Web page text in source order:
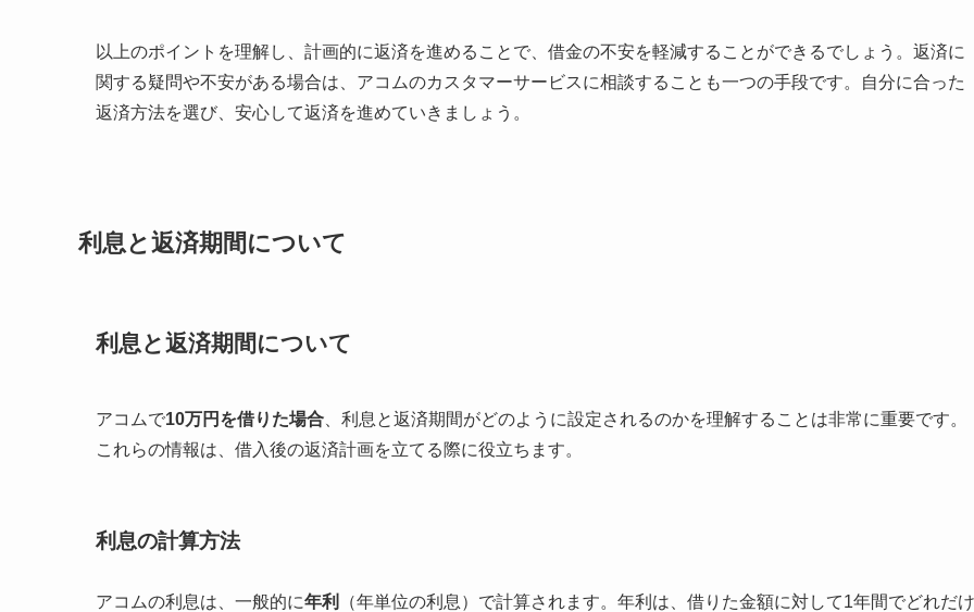
以上のポイントを理解し、計画的に返済を進めることで、借金の不安を軽減することができるでしょう。返済に
関する疑問や不安がある場合は、アコムのカスタマーサービスに相談することも一つの手段です。自分に合った
返済方法を選び、安心して返済を進めていきましょう。
利息と返済期間について
利息と返済期間について
アコムで10万円を借りた場合 、利息と返済期間がどのように設定されるのかを理解することは非常に重要です。
これらの情報は、借入後の返済計画を立てる際に役立ちます。
利息の計算方法
アコムの利息は、一般的に年利 （年単位の利息）で計算されます。年利は、借りた金額に対して1年間でどれだけ